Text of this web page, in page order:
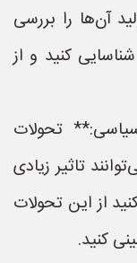
آن‌ها را بررسی
کنید و از
تحولات
تاثیر زیادی
از این تحولات
کنید.